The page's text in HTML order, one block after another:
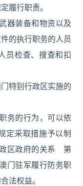
履行职责。
器装备和物资以及
的执行职务的人员
员检查、搜查和扣
特别行政区实施的
务的行为，可以依
定采取措施予以制
区政府的关系 第
门驻军履行防务职
法权益。